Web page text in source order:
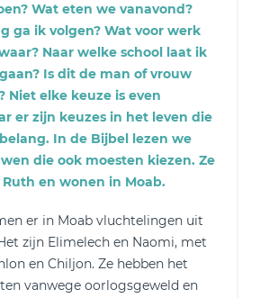
Wat eten we vanavond?
ga ik volgen? Wat voor werk
Naar welke school laat ik
Is dit de man of vrouw
Niet elke keuze is even
er zijn keuzes in het leven die
In de Bijbel lezen we
die ook moesten kiezen. Ze
en wonen in Moab.
er in Moab vluchtelingen uit
zijn Elimelech en Naomi, met
en Chiljon. Ze hebben het
vanwege oorlogsgeweld en